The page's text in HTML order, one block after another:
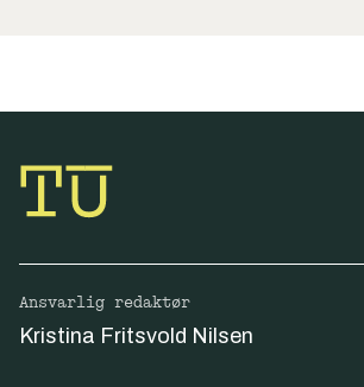
Ansvarlig redaktør
Kristina Fritsvold Nilsen